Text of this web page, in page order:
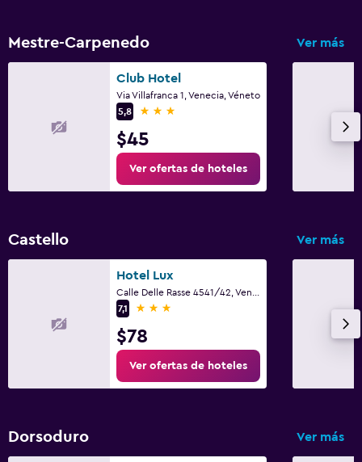
Mestre-Carpenedo Ver más
Club Hotel
Via Villafranca 1, Venecia, Véneto
5,8
3 estrellas
$45
Ver ofertas de hoteles
Castello Ver más
Hotel Lux
7,1
3 estrellas
$78
Ver ofertas de hoteles
Dorsoduro Ver más